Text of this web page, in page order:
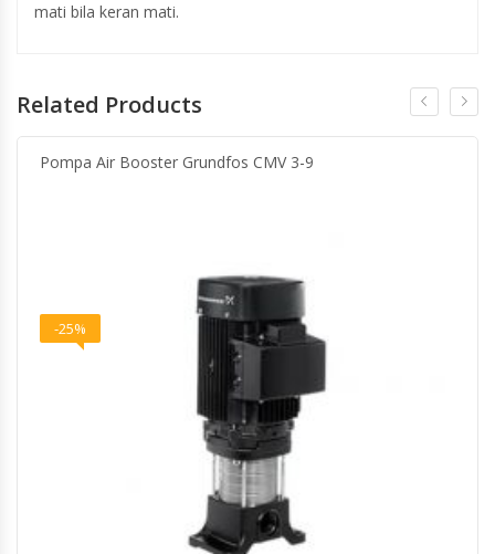
mati bila keran mati.
Related Products
Pompa Air Booster Grundfos CMV 3-9
-25%